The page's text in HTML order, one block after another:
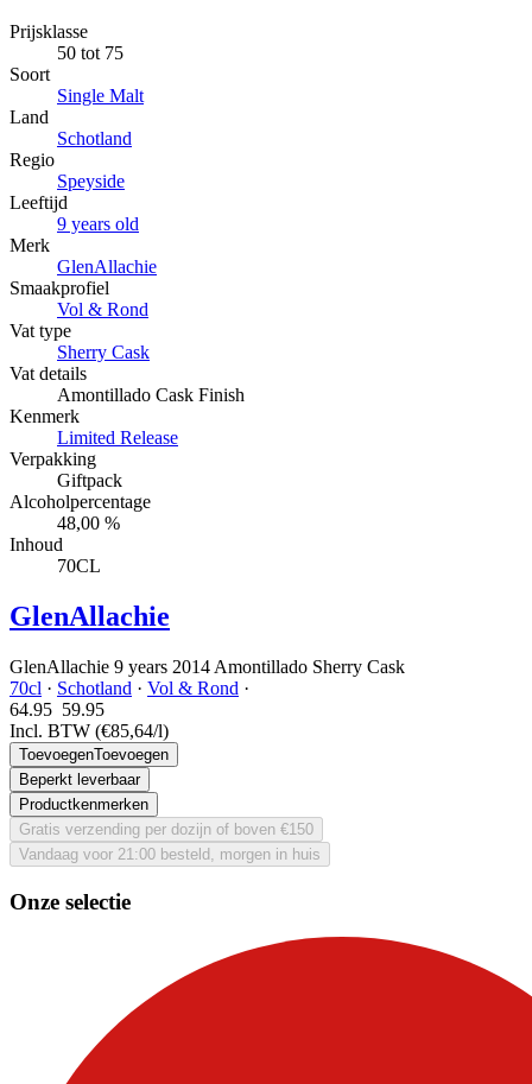
Prijsklasse
50 tot 75
Soort
Single Malt
Land
Schotland
Regio
Speyside
Leeftijd
9 years old
Merk
GlenAllachie
Smaakprofiel
Vol & Rond
Vat type
Sherry Cask
Vat details
Amontillado Cask Finish
Kenmerk
Limited Release
Verpakking
Giftpack
Alcoholpercentage
48,00 %
Inhoud
70CL
GlenAllachie
GlenAllachie 9 years 2014 Amontillado Sherry Cask
70cl · Schotland · Vol & Rond ·
64.95 59.95
Incl. BTW (€85,64/l)
ToevoegenToevoegen
Beperkt leverbaar
Productkenmerken
Gratis verzending per dozijn of boven €150
Vandaag voor 21:00 besteld, morgen in huis
Onze selectie